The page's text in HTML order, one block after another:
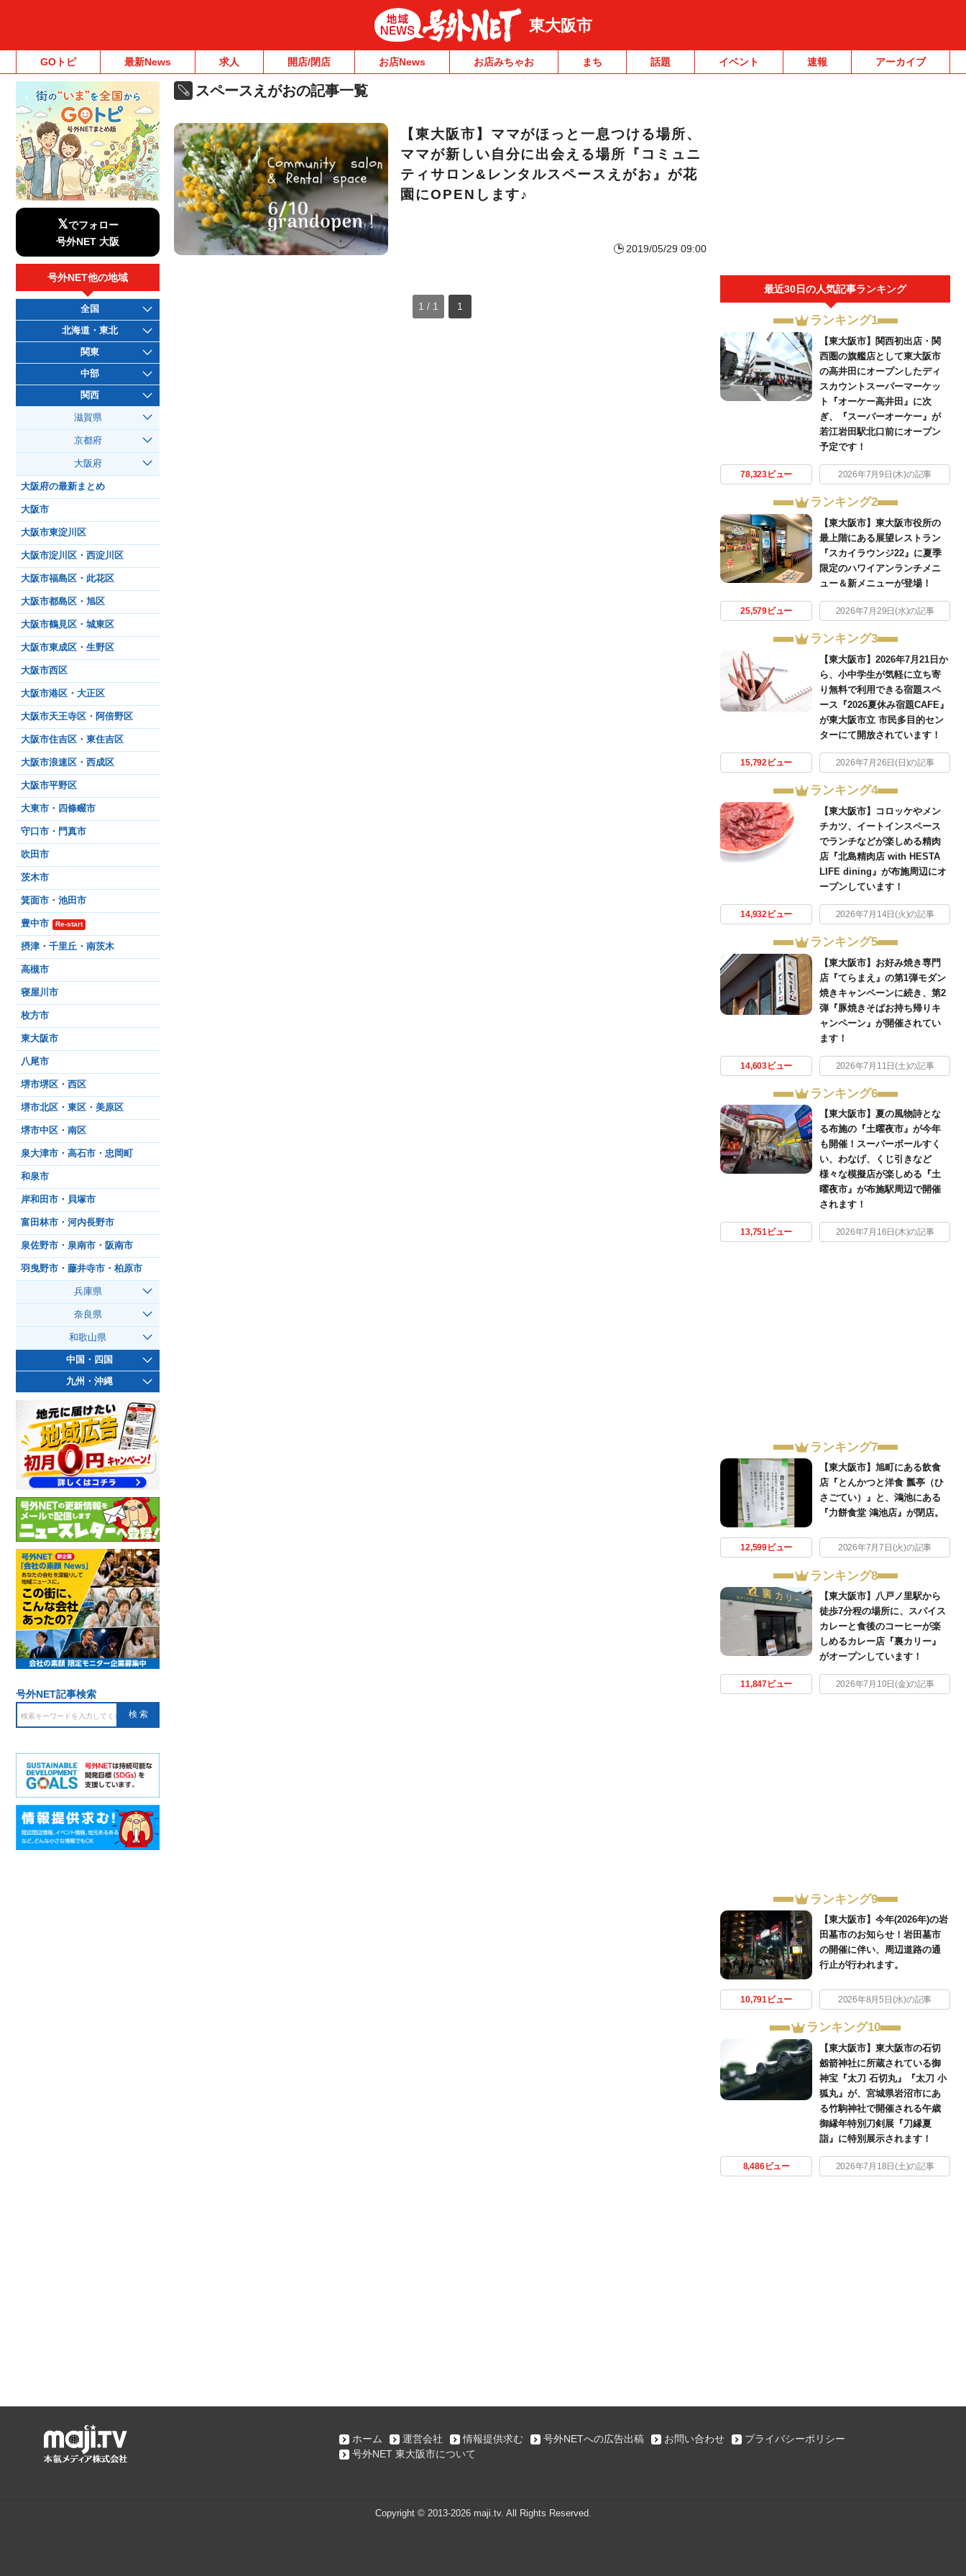
東大阪市
GOトピ 最新News 求人 開店/閉店 お店News お店みちゃお まち 話題 イベント 速報 アーカイブ
スペースえがおの記事一覧
【東大阪市】ママがほっと一息つける場所、
ママが新しい自分に出会える場所『コミュニ
ティサロン&レンタルスペースえがお』が花
園にOPENします♪
2019/05/29 09:00
1 / 1 1
最近30日の人気記事ランキング
ランキング1
【東大阪市】関西初出店・関
西圏の旗艦店として東大阪市
の高井田にオープンしたディ
スカウントスーパーマーケッ
ト『オーケー高井田』に次
ぎ、『スーパーオーケー』が
若江岩田駅北口前にオープン
予定です！
78,323ビュー 2026年7月9日(木)の記事
ランキング2
【東大阪市】東大阪市役所の
最上階にある展望レストラン
『スカイラウンジ22』に夏季
限定のハワイアンランチメニ
ュー＆新メニューが登場！
25,579ビュー 2026年7月29日(水)の記事
ランキング3
【東大阪市】2026年7月21日か
ら、小中学生が気軽に立ち寄
り無料で利用できる宿題スペ
ース『2026夏休み宿題CAFE』
が東大阪市立 市民多目的セン
ターにて開放されています！
15,792ビュー 2026年7月26日(日)の記事
ランキング4
【東大阪市】コロッケやメン
チカツ、イートインスペース
でランチなどが楽しめる精肉
店『北島精肉店 with HESTA
LIFE dining』が布施周辺にオ
ープンしています！
14,932ビュー 2026年7月14日(火)の記事
ランキング5
【東大阪市】お好み焼き専門
店『てらまえ』の第1弾モダン
焼きキャンペーンに続き、第2
弾『豚焼きそばお持ち帰りキ
ャンペーン』が開催されてい
ます！
14,603ビュー 2026年7月11日(土)の記事
ランキング6
【東大阪市】夏の風物詩とな
る布施の『土曜夜市』が今年
も開催！スーパーボールすく
い、わなげ、くじ引きなど
様々な模擬店が楽しめる『土
曜夜市』が布施駅周辺で開催
されます！
13,751ビュー 2026年7月16日(木)の記事
ランキング7
【東大阪市】旭町にある飲食
店『とんかつと洋食 瓢亭（ひ
さごてい）』と、鴻池にある
『力餅食堂 鴻池店』が閉店。
12,599ビュー 2026年7月7日(火)の記事
ランキング8
【東大阪市】八戸ノ里駅から
徒歩7分程の場所に、スパイス
カレーと食後のコーヒーが楽
しめるカレー店『裏カリー』
がオープンしています！
11,847ビュー 2026年7月10日(金)の記事
ランキング9
【東大阪市】今年(2026年)の岩
田墓市のお知らせ！岩田墓市
の開催に伴い、周辺道路の通
行止が行われます。
10,791ビュー 2026年8月5日(水)の記事
ランキング10
【東大阪市】東大阪市の石切
劔箭神社に所蔵されている御
神宝『太刀 石切丸』『太刀 小
狐丸』が、宮城県岩沼市にあ
る竹駒神社で開催される午歳
御縁年特別刀剣展『刀縁夏
詣』に特別展示されます！
8,486ビュー 2026年7月18日(土)の記事
𝕏でフォロー
号外NET 大阪
号外NET他の地域
全国
北海道・東北
関東
中部
関西
滋賀県
京都府
大阪府
大阪府の最新まとめ
大阪市
大阪市東淀川区
大阪市淀川区・西淀川区
大阪市福島区・此花区
大阪市都島区・旭区
大阪市鶴見区・城東区
大阪市東成区・生野区
大阪市西区
大阪市港区・大正区
大阪市天王寺区・阿倍野区
大阪市住吉区・東住吉区
大阪市浪速区・西成区
大阪市平野区
大東市・四條畷市
守口市・門真市
吹田市
茨木市
箕面市・池田市
豊中市 Re-start
摂津・千里丘・南茨木
高槻市
寝屋川市
枚方市
東大阪市
八尾市
堺市堺区・西区
堺市北区・東区・美原区
堺市中区・南区
泉大津市・高石市・忠岡町
和泉市
岸和田市・貝塚市
富田林市・河内長野市
泉佐野市・泉南市・阪南市
羽曳野市・藤井寺市・柏原市
兵庫県
奈良県
和歌山県
中国・四国
九州・沖縄
号外NET記事検索
ホーム 運営会社 情報提供求む 号外NETへの広告出稿 お問い合わせ
プライバシーポリシー
号外NET 東大阪市について
Copyright © 2013-2026 maji.tv. All Rights Reserved.